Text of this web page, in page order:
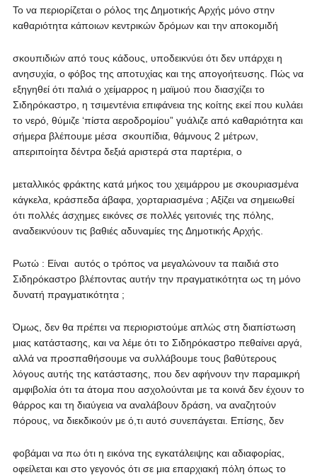
Το να περιορίζεται ο ρόλος της Δημοτικής Αρχής μόνο στην
καθαριότητα κάποιων κεντρικών δρόμων και την αποκομιδή
σκουπιδιών από τους κάδους, υποδεικνύει ότι δεν υπάρχει η
ανησυχία, ο φόβος της αποτυχίας και της απογοήτευσης. Πώς να
εξηγηθεί ότι παλιά ο χείμαρρος η μαϊμού που διασχίζει το
Σιδηρόκαστρο, η τσιμεντένια επιφάνεια της κοίτης εκεί που κυλάει
το νερό, θύμιζε ‘πίστα αεροδρομίου” γυάλιζε από καθαριότητα και
σήμερα βλέπουμε μέσα σκουπίδια, θάμνους 2 μέτρων,
απεριποίητα δέντρα δεξιά αριστερά στα παρτέρια, ο
μεταλλικός φράκτης κατά μήκος του χειμάρρου με σκουριασμένα
κάγκελα, κράσπεδα άβαφα, χορταριασμένα ; Αξίζει να σημειωθεί
ότι πολλές άσχημες εικόνες σε πολλές γειτονιές της πόλης,
αναδεικνύουν τις βαθιές αδυναμίες της Δημοτικής Αρχής.
Ρωτώ : Είναι αυτός ο τρόπος να μεγαλώνουν τα παιδιά στο
Σιδηρόκαστρο βλέποντας αυτήν την πραγματικότητα ως τη μόνο
δυνατή πραγματικότητα ;
Όμως, δεν θα πρέπει να περιοριστούμε απλώς στη διαπίστωση
μιας κατάστασης, και να λέμε ότι το Σιδηρόκαστρο πεθαίνει αργά,
αλλά να προσπαθήσουμε να συλλάβουμε τους βαθύτερους
λόγους αυτής της κατάστασης, που δεν αφήνουν την παραμικρή
αμφιβολία ότι τα άτομα που ασχολούνται με τα κοινά δεν έχουν το
θάρρος και τη διαύγεια να αναλάβουν δράση, να αναζητούν
πόρους, να διεκδικούν με ό,τι αυτό συνεπάγεται. Επίσης, δεν
φοβάμαι να πω ότι η εικόνα της εγκατάλειψης και αδιαφορίας,
οφείλεται και στο γεγονός ότι σε μια επαρχιακή πόλη όπως το